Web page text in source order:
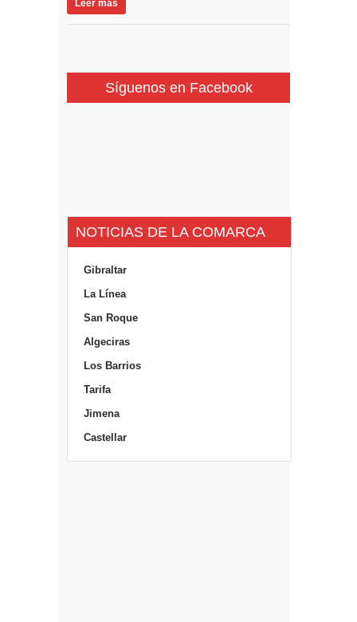
Leer más
Síguenos en Facebook
NOTICIAS DE LA COMARCA
Gibraltar
La Línea
San Roque
Algeciras
Los Barrios
Tarifa
Jimena
Castellar